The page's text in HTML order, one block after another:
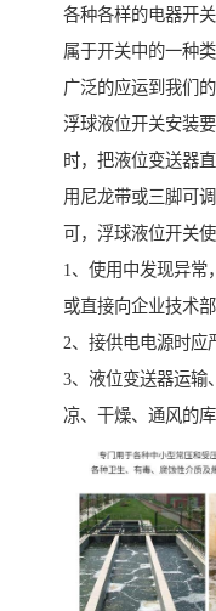
各种各样的电器开
属于开关中的一种
广泛的应运到我们的
浮球液位开关安装
时，把液位变送器
用尼龙带或三脚可
可，浮球液位开关
1、使用中发现异常
或直接向企业技术部
2、接供电电源时应
3、液位变送器运输
凉、干燥、通风的库